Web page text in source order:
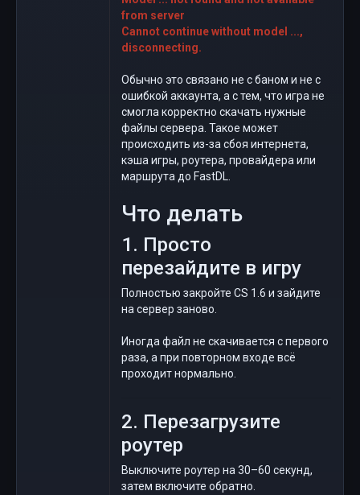
from server
Cannot continue without model ...,
disconnecting.
Обычно это связано не с баном и не с
ошибкой аккаунта, а с тем, что игра не
смогла корректно скачать нужные
файлы сервера. Такое может
происходить из-за сбоя интернета,
кэша игры, роутера, провайдера или
маршрута до FastDL.
Что делать
1. Просто
перезайдите в игру
Полностью закройте CS 1.6 и зайдите
на сервер заново.
Иногда файл не скачивается с первого
раза, а при повторном входе всё
проходит нормально.
2. Перезагрузите
роутер
Выключите роутер на 30–60 секунд,
затем включите обратно.